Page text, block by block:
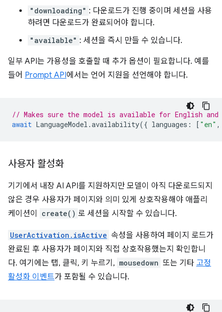
"downloading" : 다운로드가 진행 중이며 세션을 사용
하려면 다운로드가 완료되어야 합니다.
"available" : 세션을 즉시 만들 수 있습니다.
일부 API는 가용성을 호출할 때 추가 옵션이 필요합니다. 예를
들어 Prompt API에서는 언어 지원을 선언해야 합니다.
// Makes sure the model is available for English and
await LanguageModel .availability({ languages : [ "en" ,
사용자 활성화
기기에서 내장 AI API를 지원하지만 모델이 아직 다운로드되지
않은 경우 사용자가 페이지와 의미 있게 상호작용해야 애플리
케이션이
create() 로 세션을 시작할 수 있습니다.
UserActivation.isActive 속성을 사용하여 페이지 로드가
완료된 후 사용자가 페이지와 직접 상호작용했는지 확인합니
다. 여기에는 탭, 클릭, 키 누르기, mousedown 또는 기타 고정
활성화 이벤트가 포함될 수 있습니다.